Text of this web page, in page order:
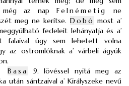
még az nap Felnémetig
ne
meg ne kerítse. Dobó most a’
fedeleit lehányatja és a’
falaival úgy sem lehetett volna
az ostromlóknak a’ várbeli ágyúk
Basa
9. lövéssel nyitá meg az
után sántzaival a’ Királyszeke nevű